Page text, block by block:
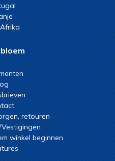
retouren
winkel beginnen